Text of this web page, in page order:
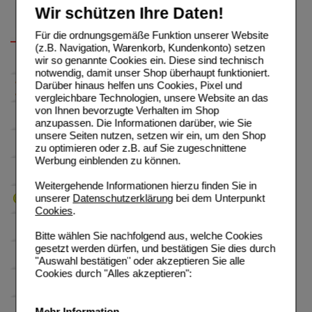
Wir schützen Ihre Daten!
Für die ordnungsgemäße Funktion unserer Website
(z.B. Navigation, Warenkorb, Kundenkonto) setzen
wir so genannte Cookies ein. Diese sind technisch
notwendig, damit unser Shop überhaupt funktioniert.
Darüber hinaus helfen uns Cookies, Pixel und
vergleichbare Technologien, unsere Website an das
von Ihnen bevorzugte Verhalten im Shop
anzupassen. Die Informationen darüber, wie Sie
unsere Seiten nutzen, setzen wir ein, um den Shop
zu optimieren oder z.B. auf Sie zugeschnittene
Werbung einblenden zu können.
Weitergehende Informationen hierzu finden Sie in
unserer Datenschutzerklärungbei dem Unterpunkt
Cookies.
Bitte wählen Sie nachfolgend aus, welche Cookies
gesetzt werden dürfen, und bestätigen Sie dies durch
"Auswahl bestätigen" oder akzeptieren Sie alle
Cookies durch "Alles akzeptieren":